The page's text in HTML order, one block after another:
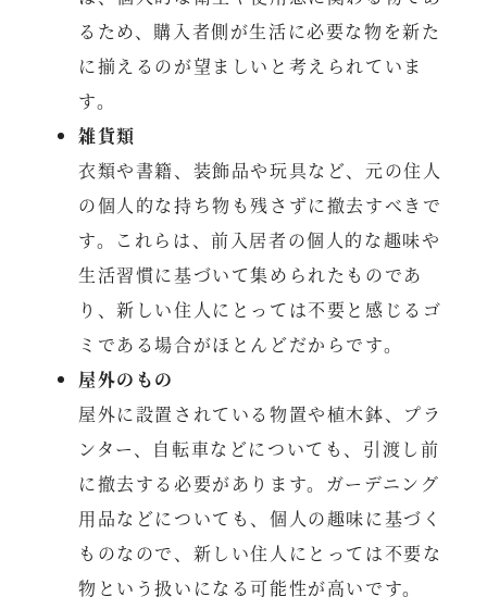
るため、購入者側が生活に必要な物を新た
に揃えるのが望ましいと考えられていま
す。
雑貨類
衣類や書籍、装飾品や玩具など、元の住人
の個人的な持ち物も残さずに撤去すべきで
す。これらは、前入居者の個人的な趣味や
生活習慣に基づいて集められたものであ
り、新しい住人にとっては不要と感じるゴ
ミである場合がほとんどだからです。
屋外のもの
屋外に設置されている物置や植木鉢、プラ
ンター、自転車などについても、引渡し前
に撤去する必要があります。ガーデニング
用品などについても、個人の趣味に基づく
ものなので、新しい住人にとっては不要な
物という扱いになる可能性が高いです。